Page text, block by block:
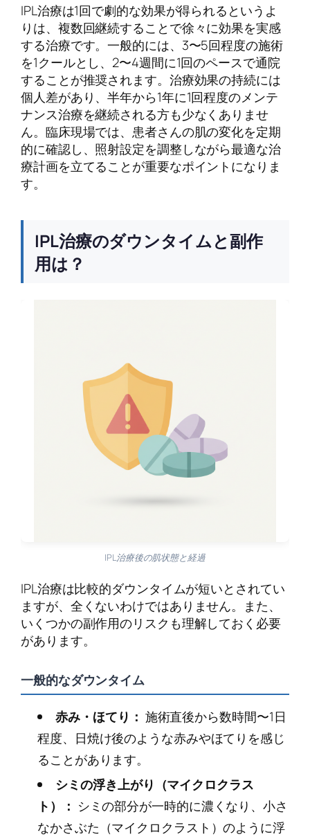
IPL治療は1回で劇的な効果が得られるというよ
りは、複数回継続することで徐々に効果を実感
する治療です。一般的には、3〜5回程度の施術
を1クールとし、2〜4週間に1回のペースで通院
することが推奨されます。治療効果の持続には
個人差があり、半年から1年に1回程度のメンテ
ナンス治療を継続される方も少なくありませ
ん。臨床現場では、患者さんの肌の変化を定期
的に確認し、照射設定を調整しながら最適な治
療計画を立てることが重要なポイントになりま
す。
IPL治療のダウンタイムと副作
用は？
IPL治療後の肌状態と経過
IPL治療は比較的ダウンタイムが短いとされてい
ますが、全くないわけではありません。また、
いくつかの副作用のリスクも理解しておく必要
があります。
一般的なダウンタイム
赤み・ほてり： 施術直後から数時間〜1日
程度、日焼け後のような赤みやほてりを感じ
ることがあります。
シミの浮き上がり（マイクロクラス
ト）： シミの部分が一時的に濃くなり、小さ
なかさぶた（マイクロクラスト）のように浮